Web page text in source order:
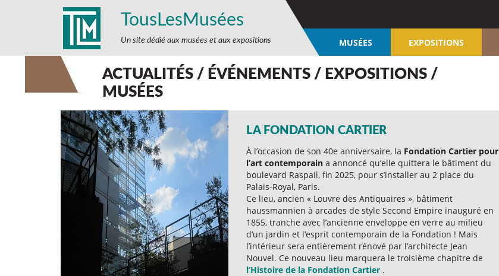
TousLesMusées
Un site dédié aux musées et aux expositions MUSÉES EXPOSITIONS
ACTUALITÉS / ÉVÉNEMENTS / EXPOSITIONS /
MUSÉES
LA FONDATION CARTIER
À l’occasion de son 40e anniversaire, la Fondation Cartier pour
l’art contemporain a annoncé qu’elle quittera le bâtiment du
boulevard Raspail, fin 2025, pour s’installer au 2 place du
Palais-Royal, Paris.
Ce lieu, ancien « Louvre des Antiquaires », bâtiment
haussmannien à arcades de style Second Empire inauguré en
1855, tranche avec l’ancienne enveloppe en verre au milieu
d’un jardin et l’esprit contemporain de la Fondation ! Mais
l’intérieur sera entièrement rénové par l’architecte Jean
Nouvel. Ce nouveau lieu marquera le troisième chapitre de
l’Histoire de la Fondation Cartier .